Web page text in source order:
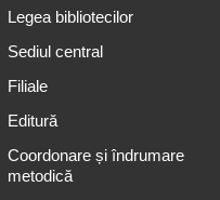
Legea bibliotecilor
Sediul central
Filiale
Editură
Coordonare și îndrumare
metodică